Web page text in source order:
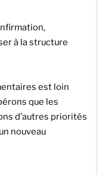
à la structure
est loin
que les
d’autres priorités
nouveau